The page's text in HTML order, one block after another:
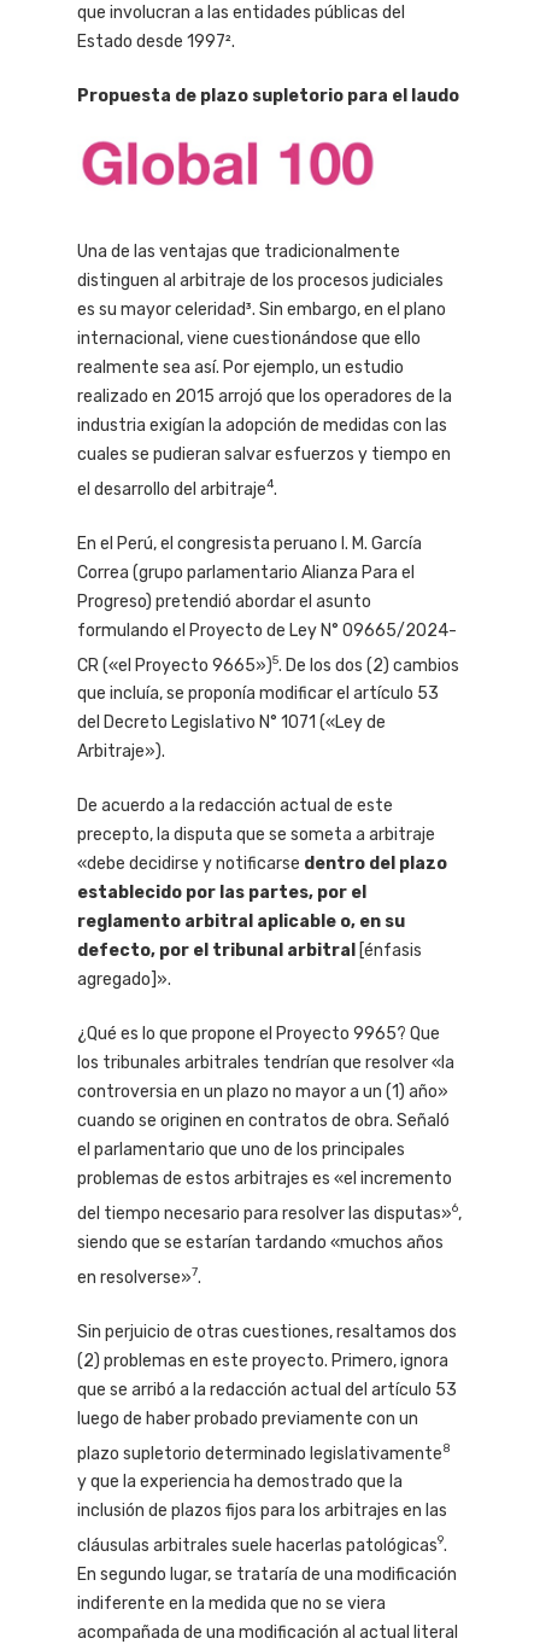
que involucran a las entidades públicas del
Estado desde 1997².
Propuesta de plazo supletorio para el laudo
Una de las ventajas que tradicionalmente
distinguen al arbitraje de los procesos judiciales
es su mayor celeridad³. Sin embargo, en el plano
internacional, viene cuestionándose que ello
realmente sea así. Por ejemplo, un estudio
realizado en 2015 arrojó que los operadores de la
industria exigían la adopción de medidas con las
cuales se pudieran salvar esfuerzos y tiempo en
el desarrollo del arbitraje4.
En el Perú, el congresista peruano I. M. García
Correa (grupo parlamentario Alianza Para el
Progreso) pretendió abordar el asunto
formulando el Proyecto de Ley N° 09665/2024-
CR («el Proyecto 9665»)5. De los dos (2) cambios
que incluía, se proponía modificar el artículo 53
del Decreto Legislativo N° 1071 («Ley de
Arbitraje»).
De acuerdo a la redacción actual de este
precepto, la disputa que se someta a arbitraje
«debe decidirse y notificarse dentro del plazo
establecido por las partes, por el
reglamento arbitral aplicable o, en su
defecto, por el tribunal arbitral [énfasis
agregado]».
¿Qué es lo que propone el Proyecto 9965? Que
los tribunales arbitrales tendrían que resolver «la
controversia en un plazo no mayor a un (1) año»
cuando se originen en contratos de obra. Señaló
el parlamentario que uno de los principales
problemas de estos arbitrajes es «el incremento
del tiempo necesario para resolver las disputas»6,
siendo que se estarían tardando «muchos años
en resolverse»7.
Sin perjuicio de otras cuestiones, resaltamos dos
(2) problemas en este proyecto. Primero, ignora
que se arribó a la redacción actual del artículo 53
luego de haber probado previamente con un
plazo supletorio determinado legislativamente8
y que la experiencia ha demostrado que la
inclusión de plazos fijos para los arbitrajes en las
cláusulas arbitrales suele hacerlas patológicas9.
En segundo lugar, se trataría de una modificación
indiferente en la medida que no se viera
acompañada de una modificación al actual literal